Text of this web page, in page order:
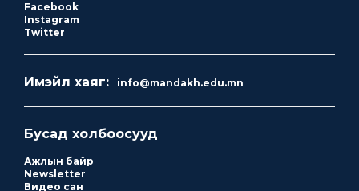
Facebook
Instagram
Twitter
Имэйл хаяг: info@mandakh.edu.mn
Бусад холбоосууд
Ажлын байр
Newsletter
Видео сан